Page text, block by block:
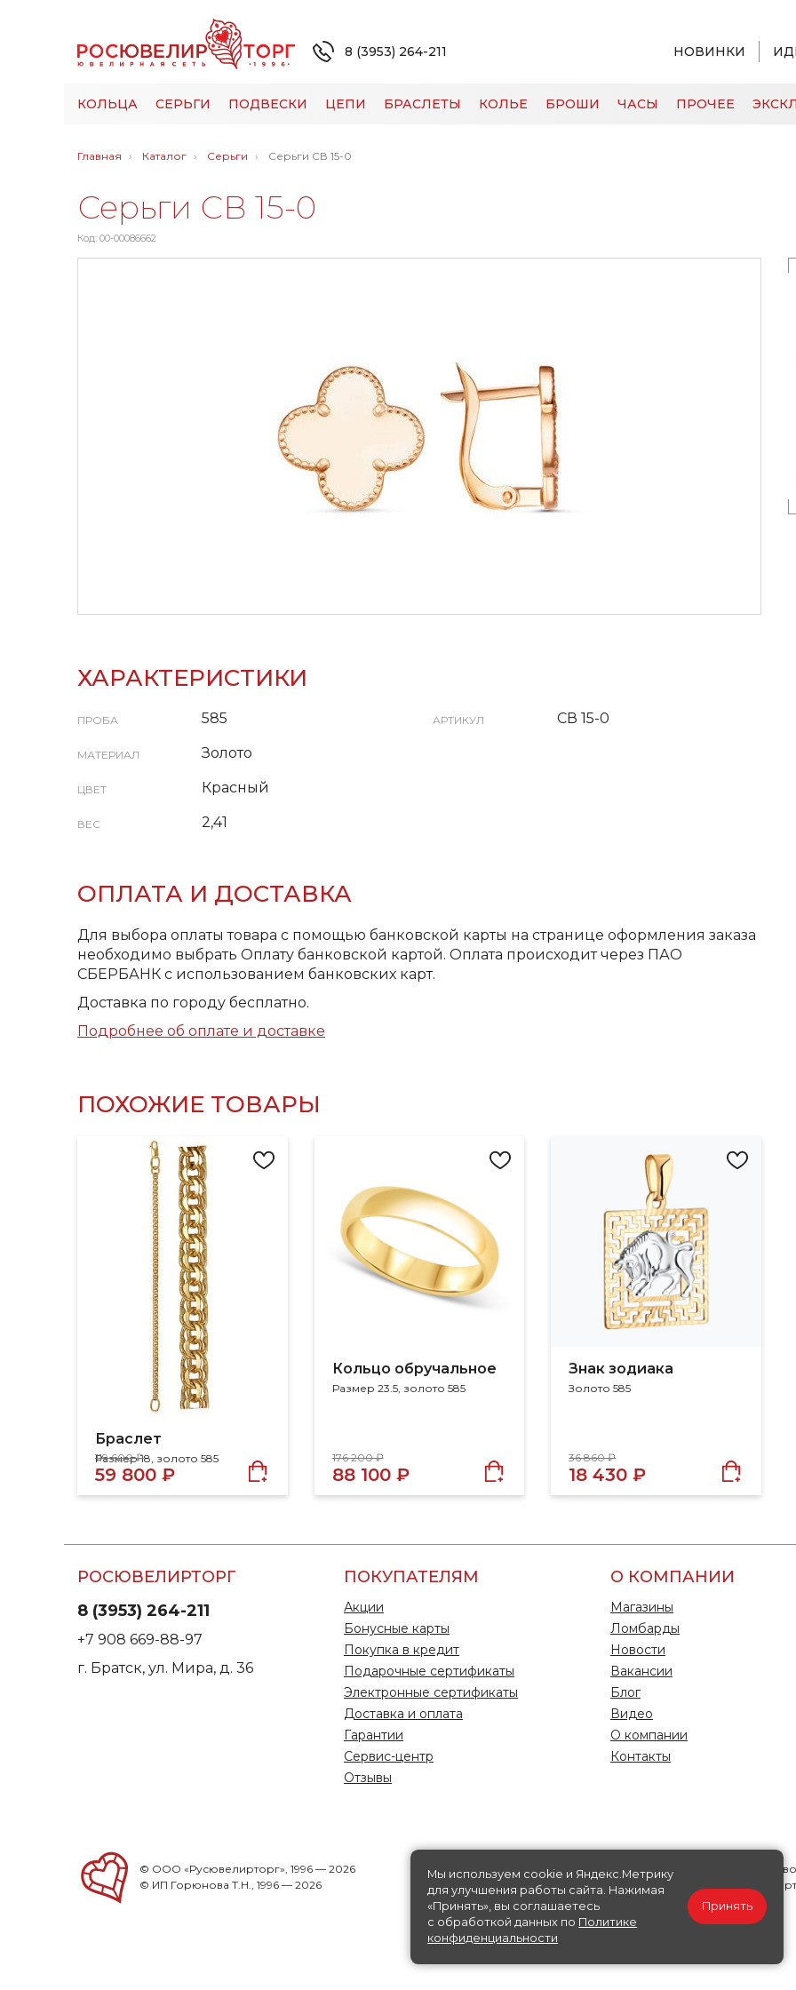
8 (3953) 264-211 НОВИНКИ
КОЛЬЦА СЕРЬГИ ПОДВЕСКИ ЦЕПИ БРАСЛЕТЫ КОЛЬЕ БРОШИ ЧАСЫ ПРОЧЕЕ
Главная Каталог Серьги Серьги СВ 15-0
Серьги СВ 15-0
Код: 00-00086662
ХАРАКТЕРИСТИКИ
ПРОБА 585
МАТЕРИАЛ Золото
ЦВЕТ Красный
ВЕС 2,41
АРТИКУЛ СВ 15-0
ОПЛАТА И ДОСТАВКА
Для выбора оплаты товара с помощью банковской карты на странице оформления заказа
необходимо выбрать Оплату банковской картой. Оплата происходит через ПАО
СБЕРБАНК с использованием банковских карт.
Доставка по городу бесплатно.
Подробнее об оплате и доставке
ПОХОЖИЕ ТОВАРЫ
Браслет
Размер 18, золото 585
119 600 ₽
59 800 ₽
Кольцо обручальное
Размер 23.5, золото 585
176 200 ₽
88 100 ₽
Знак зодиака
Золото 585
36 860 ₽
18 430 ₽
РОСЮВЕЛИРТОРГ
8 (3953) 264-211
+7 908 669-88-97
г. Братск, ул. Мира, д. 36
ПОКУПАТЕЛЯМ
Акции
Бонусные карты
Покупка в кредит
Подарочные сертификаты
Электронные сертификаты
Доставка и оплата
Гарантии
Сервис-центр
Отзывы
О КОМПАНИИ
Магазины
Ломбарды
Новости
Вакансии
Блог
Видео
О компании
Контакты
© ООО «Русювелирторг», 1996 — 2026
© ИП Горюнова Т.Н., 1996 — 2026
Информация на данной странице носит исключительно
характер, ни при каких условиях не является публичной
Политика конфиденциальности Публичная офера
Мы используем cookie и Яндекс.Метрику
для улучшения работы сайта. Нажимая
«Принять», вы соглашаетесь
с обработкой данных по Политике
конфиденциальности
Принять